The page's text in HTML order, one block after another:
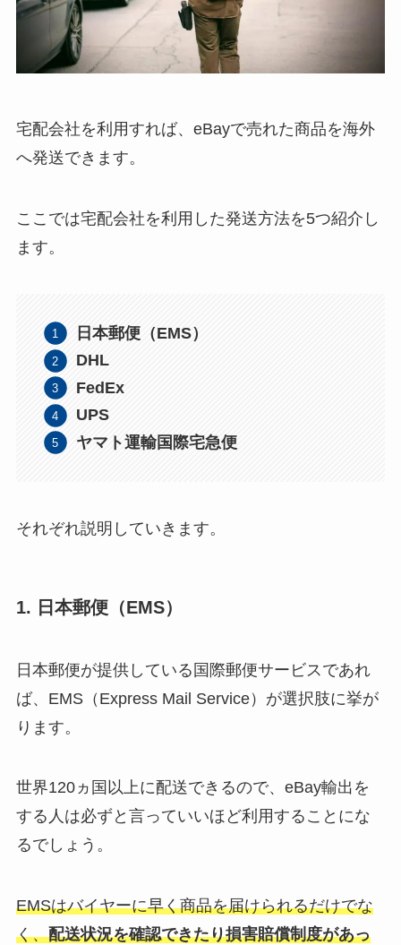
宅配会社を利用すれば、eBayで売れた商品を海外
へ発送できます。
ここでは宅配会社を利用した発送方法を5つ紹介し
ます。
日本郵便（EMS）
DHL
FedEx
UPS
ヤマト運輸国際宅急便
それぞれ説明していきます。
1. 日本郵便（EMS）
日本郵便が提供している国際郵便サービスであれ
ば、EMS（Express Mail Service）が選択肢に挙が
ります。
世界120ヵ国以上に配送できるので、eBay輸出を
する人は必ずと言っていいほど利用することにな
るでしょう。
EMSはバイヤーに早く商品を届けられるだけでな
く、配送状況を確認できたり損害賠償制度があっ